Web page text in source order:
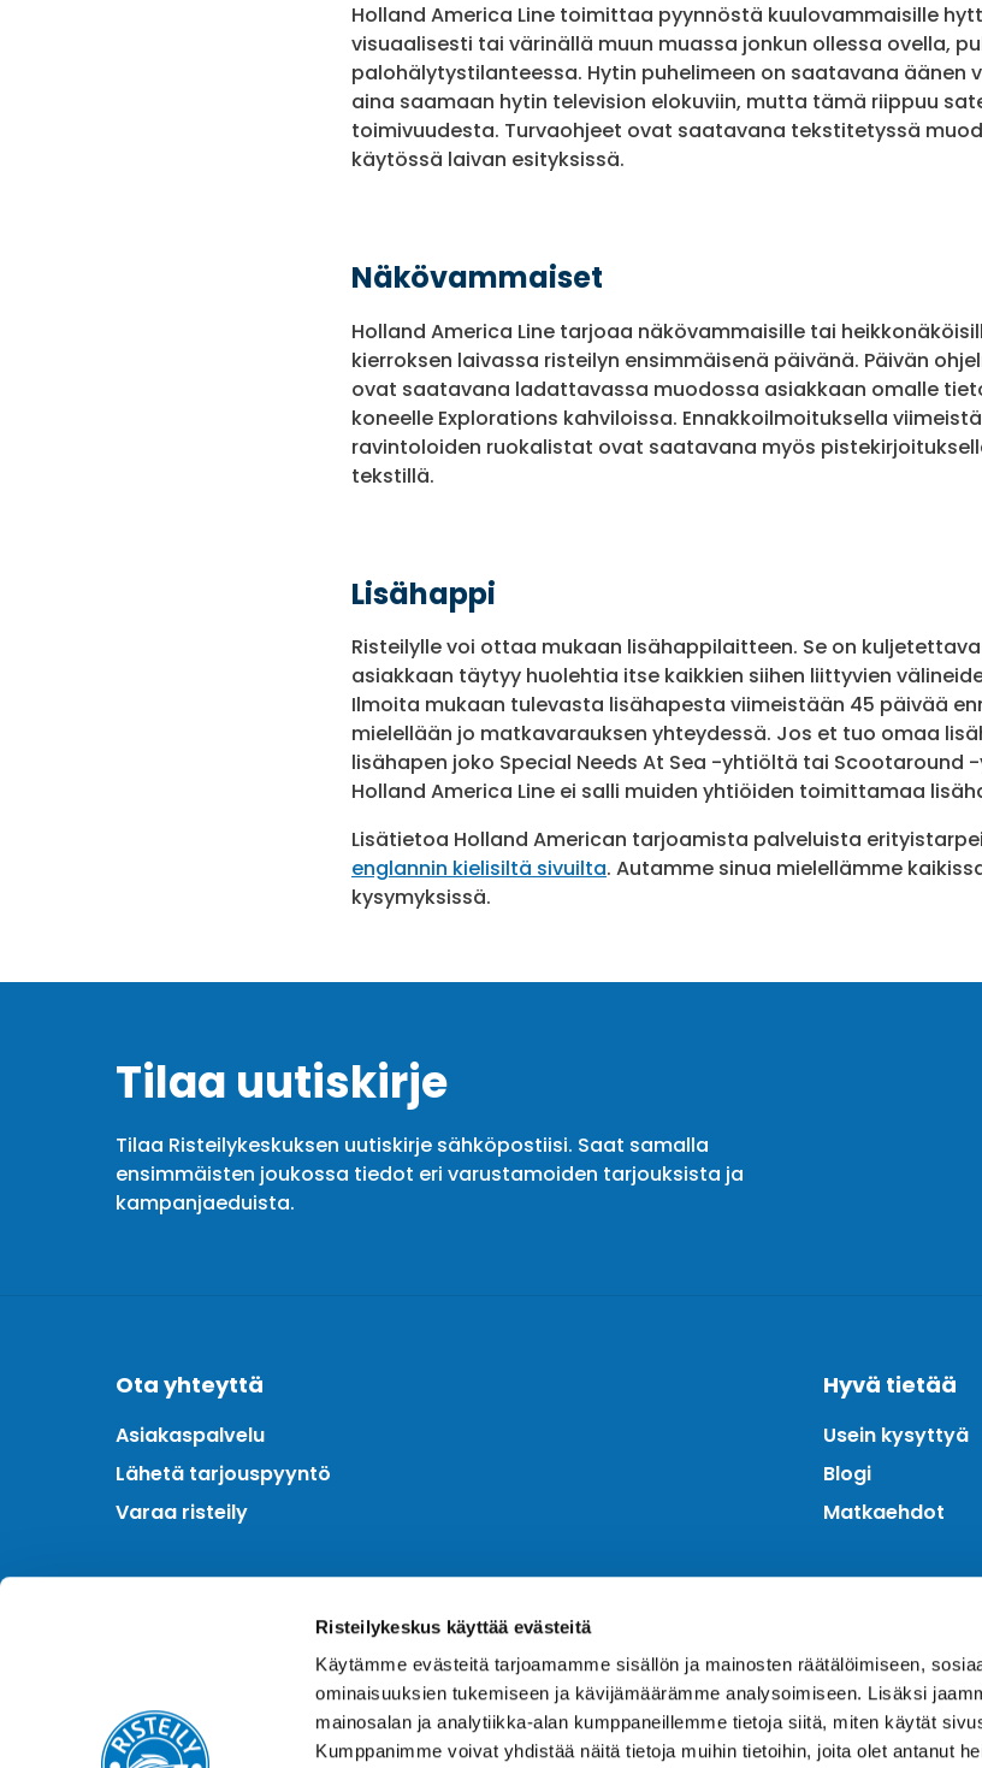
Risteilykeskus käyttää evästeitä
Käytämme evästeitä tarjoamamme sisällön ja mainosten räätälöimiseen,
ominaisuuksien tukemiseen ja kävijämäärämme analysoimiseen. Lisäksi
mainosalan ja analytiikka-alan kumppaneillemme tietoja siitä, miten käytät
Kumppanimme voivat yhdistää näitä tietoja muihin tietoihin, joita olet antanut
Holland America Line toimittaa pyynnöstä kuulovammaisille
visuaalisesti tai värinällä muun muassa jonkun ollessa ovella,
palohälytystilanteessa. Hytin puhelimeen on saatavana äänen
aina saamaan hytin television elokuviin, mutta tämä riippuu
toimivuudesta. Turvaohjeet ovat saatavana tekstitetyssä
käytössä laivan esityksissä.
Näkövammaiset
Holland America Line tarjoaa näkövammaisille tai
kierroksen laivassa risteilyn ensimmäisenä päivänä. Päivän
ovat saatavana ladattavassa muodossa asiakkaan omalle
koneelle Explorations kahviloissa. Ennakkoilmoituksella
ravintoloiden ruokalistat ovat saatavana myös
tekstillä.
Lisähappi
Risteilylle voi ottaa mukaan lisähappilaitteen. Se on
asiakkaan täytyy huolehtia itse kaikkien siihen liittyvien
Ilmoita mukaan tulevasta lisähapesta viimeistään 45 päivää
mielellään jo matkavarauksen yhteydessä. Jos et tuo omaa
lisähapen joko Special Needs At Sea -yhtiöltä tai Scootaround
Holland America Line ei salli muiden yhtiöiden toimittamaa
Lisätietoa Holland American tarjoamista palveluista
englannin kielisiltä sivuilta. Autamme sinua mielellämme
kysymyksissä.
Tilaa uutiskirje
Tilaa Risteilykeskuksen uutiskirje sähköpostiisi. Saat samalla
ensimmäisten joukossa tiedot eri varustamoiden tarjouksista ja
kampanjaeduista.
Ota yhteyttä
Asiakaspalvelu
Lähetä tarjouspyyntö
Varaa risteily
Hyvä tietää
Usein kysyttyä
Blogi
Matkaehdot
Meistä
Kotimainen asiantuntija
Finnair Plus